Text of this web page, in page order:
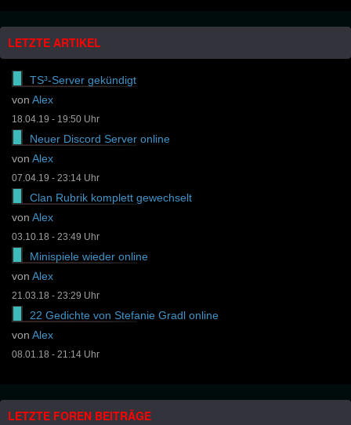
LETZTE ARTIKEL
TS³-Server gekündigt
von Alex
18.04.19 - 19:50 Uhr
Neuer Discord Server online
von Alex
07.04.19 - 23:14 Uhr
Clan Rubrik komplett gewechselt
von Alex
03.10.18 - 23:49 Uhr
Minispiele wieder online
von Alex
21.03.18 - 23:29 Uhr
22 Gedichte von Stefanie Gradl online
von Alex
08.01.18 - 21:14 Uhr
LETZTE FOREN BEITRÄGE